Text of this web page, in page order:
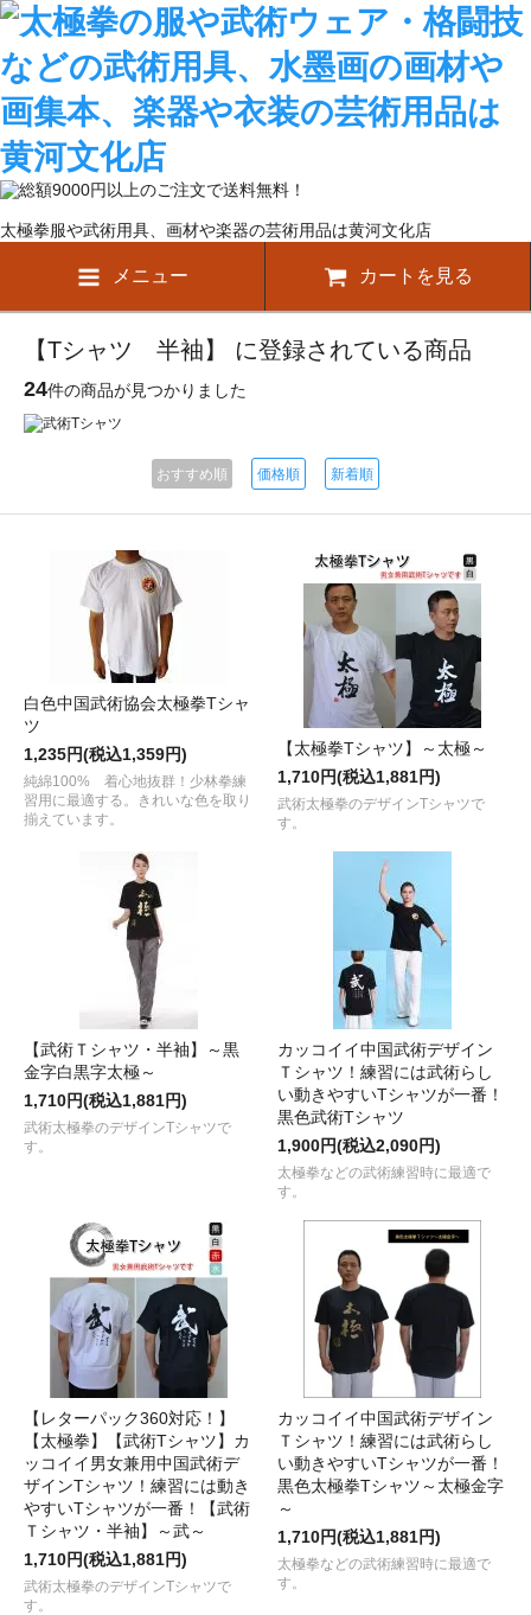
太極拳服や武術用具、画材や楽器の芸術用品は黄河文化店
メニュー カートを見る
【Tシャツ 半袖】 に登録されている商品
24件の商品が見つかりました
おすすめ順 価格順 新着順
白色中国武術協会太極拳Tシャ
ツ
1,235円(税込1,359円)
純綿100% 着心地抜群！少林拳練
習用に最適する。きれいな色を取り
揃えています。
【太極拳Tシャツ】～太極～
1,710円(税込1,881円)
武術太極拳のデザインTシャツで
す。
【武術Ｔシャツ・半袖】～黒
金字白黒字太極～
1,710円(税込1,881円)
武術太極拳のデザインTシャツで
す。
カッコイイ中国武術デザイン
Ｔシャツ！練習には武術らし
い動きやすいTシャツが一番！
黒色武術Tシャツ
1,900円(税込2,090円)
太極拳などの武術練習時に最適で
す。
【レターパック360対応！】
【太極拳】【武術Tシャツ】カ
ッコイイ男女兼用中国武術デ
ザインTシャツ！練習には動き
やすいTシャツが一番！【武術
Ｔシャツ・半袖】～武～
1,710円(税込1,881円)
武術太極拳のデザインTシャツで
す。
カッコイイ中国武術デザイン
Ｔシャツ！練習には武術らし
い動きやすいTシャツが一番！
黒色太極拳Tシャツ～太極金字
～
1,710円(税込1,881円)
太極拳などの武術練習時に最適で
す。